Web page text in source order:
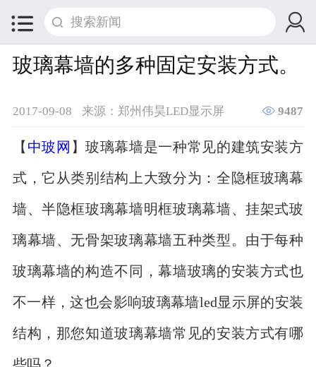
 
玻璃幕墙的多种固定安装方式。
2017-09-08 来源：郑州伟昊LED显示屏  9487
【 中玻网 】玻璃幕墙是一种常见的建筑安装方
式，它从类别结构上大致分为：全隐框玻璃幕
墙、半隐框玻璃幕墙明框玻璃幕墙、挂架式玻
璃幕墙、无骨架玻璃幕墙五种类型。由于每种
玻璃幕墙的构造不同，幕墙玻璃的安装方式也
不一样，这也会影响玻璃幕墙led显示屏的安装
结构，那您知道玻璃幕墙常见的安装方式有哪
些吗？